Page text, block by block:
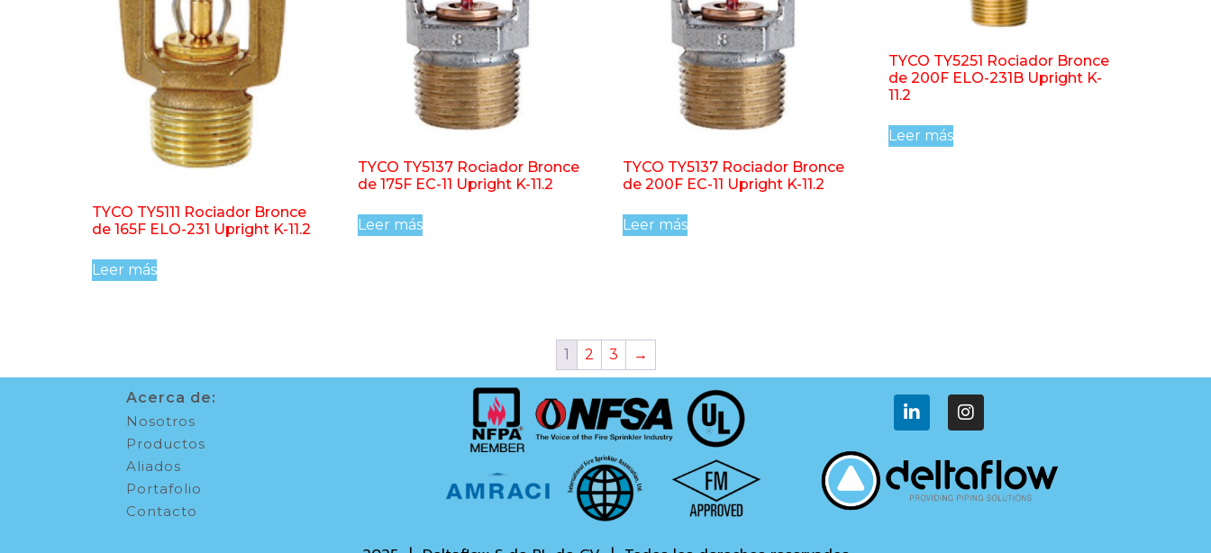
TYCO TY5111 Rociador Bronce
de 165F ELO-231 Upright K-11.2
Leer más
TYCO TY5137 Rociador Bronce
de 175F EC-11 Upright K-11.2
Leer más
TYCO TY5137 Rociador Bronce
de 200F EC-11 Upright K-11.2
Leer más
TYCO TY5251 Rociador Bronce
de 200F ELO-231B Upright K-
11.2
Leer más
1 2 3 →
Acerca de:
Nosotros
Productos
Aliados
Portafolio
Contacto